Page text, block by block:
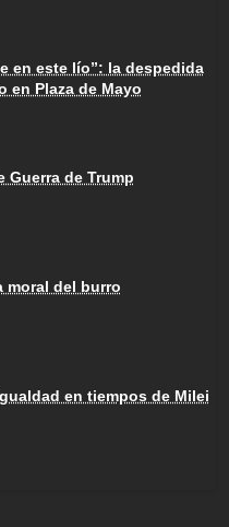
en este lío”: la despedida
en Plaza de Mayo
Guerra de Trump
moral del burro
en tiempos de Milei